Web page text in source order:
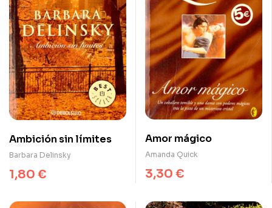
Ambición sin límites
Barbara Delinsky
1,80 €
Amor mágico
Amanda Quick
3,30 €